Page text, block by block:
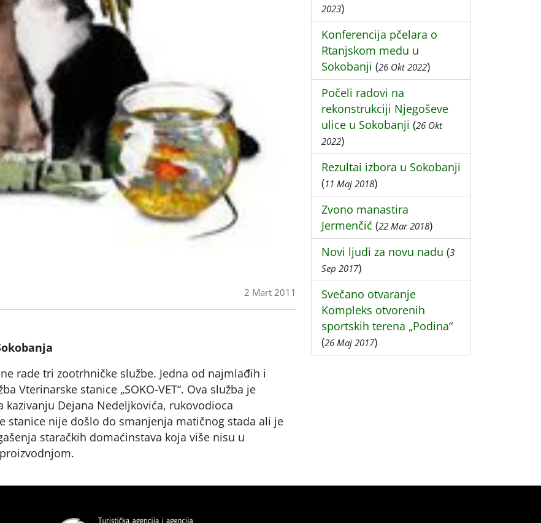
2 Mart 2011
rade tri zootrhničke službe. Jedna od najmlađih i
Vterinarske stanice „SOKO-VET“. Ova služba je
Dejana Nedeljkovića, rukovodioca
stanice nije došlo do smanjenja matičnog stada ali je
staračkih domaćinstava koja više nisu u
2023)
Konferencija pčelara o
Rtanjskom medu u
Sokobanji (26 Okt 2022)
Počeli radovi na
rekonstrukciji Njegoševe
ulice u Sokobanji (26 Okt
2022)
Rezultai izbora u Sokobanji
(11 Maj 2018)
Zvono manastira
Jermenčić (22 Mar 2018)
Novi ljudi za novu nadu (3
Sep 2017)
Svečano otvaranje
Kompleks otvorenih
sportskih terena „Podina“
(26 Maj 2017)